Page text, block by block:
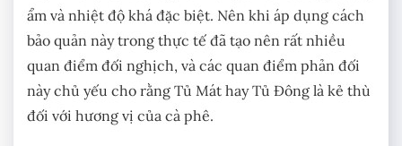
ẩm và nhiệt độ khá đặc biệt. Nên khi áp dụng cách
bảo quản này trong thực tế đã tạo nên rất nhiều
quan điểm đối nghịch, và các quan điểm phản đối
này chủ yếu cho rằng Tủ Mát hay Tủ Đông là kẻ thù
đối với hương vị của cà phê.